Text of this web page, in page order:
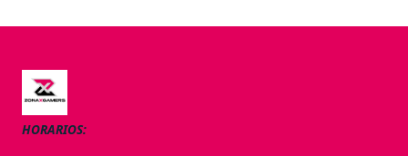
HORARIOS: